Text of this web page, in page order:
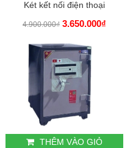
Két kết nối điện thoại
4.900.000₫ 3.650.000₫
THÊM VÀO GIỎ